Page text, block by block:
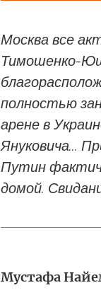
Москва все
Тимошенко-
полностью
арене в
Януковича...
Путин
домой.
Мустафа